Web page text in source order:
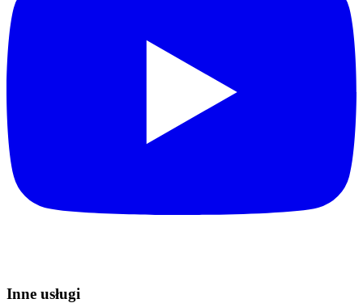
Inne usługi